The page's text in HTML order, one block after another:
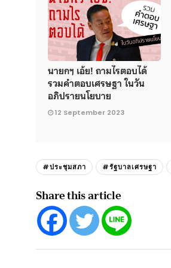
นายกฯ เอ้ย! ถามไรตอบได้
รวมคำตอบเศรษฐา ในวัน
อภิปรายนโยบาย
12 September 2023
#ประชุมสภา #รัฐบาลเศรษฐา
Share this article